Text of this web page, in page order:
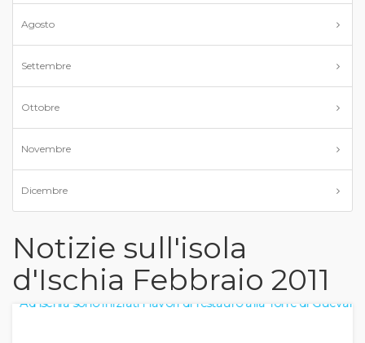
Agosto
Settembre
Ottobre
Novembre
Dicembre
Notizie sull'isola
d'Ischia Febbraio 2011